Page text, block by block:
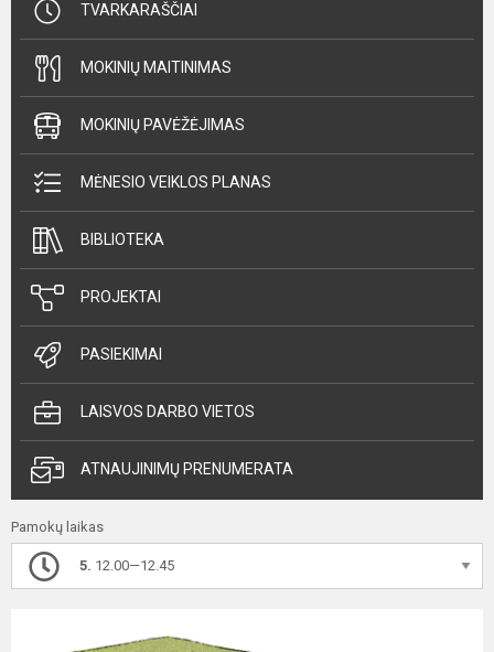
TVARKARAŠČIAI
MOKINIŲ MAITINIMAS
MOKINIŲ PAVĖŽĖJIMAS
MĖNESIO VEIKLOS PLANAS
BIBLIOTEKA
PROJEKTAI
PASIEKIMAI
LAISVOS DARBO VIETOS
ATNAUJINIMŲ PRENUMERATA
Pamokų laikas
5. 12.00—12.45